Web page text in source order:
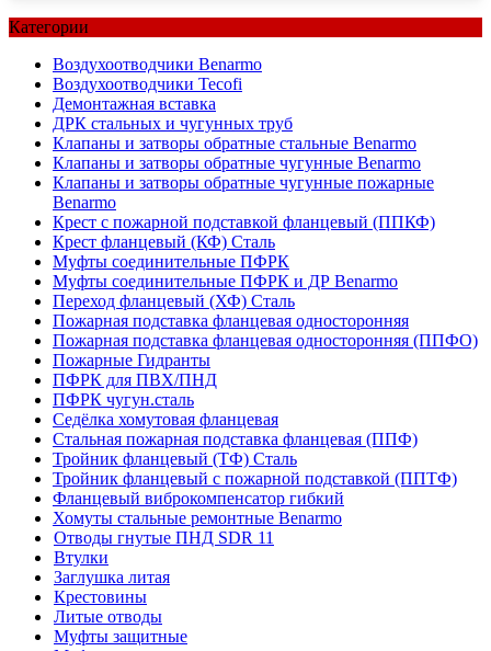
Категории
Воздухоотводчики Benarmo
Воздухоотводчики Tecofi
Демонтажная вставка
ДРК стальных и чугунных труб
Клапаны и затворы обратные стальные Benarmo
Клапаны и затворы обратные чугунные Benarmo
Клапаны и затворы обратные чугунные пожарные
Benarmo
Крест с пожарной подставкой фланцевый (ППКФ)
Крест фланцевый (КФ) Сталь
Муфты соединительные ПФРК
Муфты соединительные ПФРК и ДР Benarmo
Переход фланцевый (ХФ) Сталь
Пожарная подставка фланцевая односторонняя
Пожарная подставка фланцевая односторонняя (ППФО)
Пожарные Гидранты
ПФРК для ПВХ/ПНД
ПФРК чугун.сталь
Седёлка хомутовая фланцевая
Стальная пожарная подставка фланцевая (ППФ)
Тройник фланцевый (ТФ) Сталь
Тройник фланцевый с пожарной подставкой (ППТФ)
Фланцевый виброкомпенсатор гибкий
Хомуты стальные ремонтные Benarmo
Отводы гнутые ПНД SDR 11
Втулки
Заглушка литая
Крестовины
Литые отводы
Муфты защитные